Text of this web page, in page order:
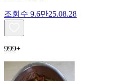
조회수 9.6만25.08.28
999+